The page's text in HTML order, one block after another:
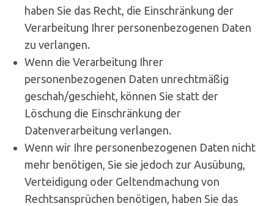
haben Sie das Recht, die Einschränkung der
Verarbeitung Ihrer personenbezogenen Daten
zu verlangen.
Wenn die Verarbeitung Ihrer
personenbezogenen Daten unrechtmäßig
geschah/geschieht, können Sie statt der
Löschung die Einschränkung der
Datenverarbeitung verlangen.
Wenn wir Ihre personenbezogenen Daten nicht
mehr benötigen, Sie sie jedoch zur Ausübung,
Verteidigung oder Geltendmachung von
Rechtsansprüchen benötigen, haben Sie das